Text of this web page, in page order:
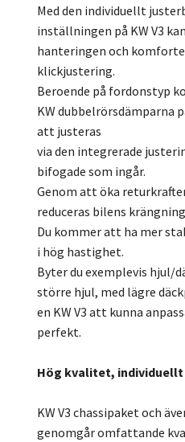
Med den individuellt
inställningen på KW V3
hanteringen och
klickjustering.
Beroende på fordonstyp
KW dubbelrörsdämparna
att justeras
via den integrerade
bifogade som ingår.
Genom att öka
reduceras bilens
Du kommer att ha mer
i hög hastighet.
Byter du exemplevis
större hjul, med lägre
en KW V3 att kunna
perfekt.
Hög kvalitet,
KW V3 chassipaket och
genomgår omfattande